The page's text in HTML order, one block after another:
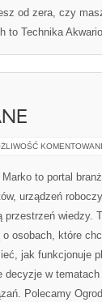
od zera, czy
to Technika
Marko to portal
urządzeń
przestrzeń wiedzy.
o osobach, które
jak funkcjonuje
decyzje w
Polecamy